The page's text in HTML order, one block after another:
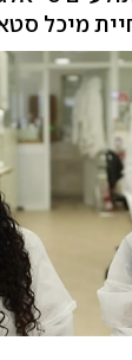
מיכל